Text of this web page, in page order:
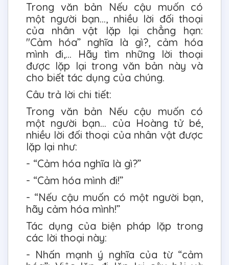
Trong văn bản Nếu cậu muốn có
một người bạn…, nhiều lời đối thoại
của nhân vật lặp lại chẳng hạn:
"Cảm hóa” nghĩa là gì?, cảm hóa
mình đi,... Hãy tìm những lời thoại
được lặp lại trong văn bản này và
cho biết tác dụng của chúng.
Câu trả lời chi tiết:
Trong văn bản Nếu cậu muốn có
một người bạn… của Hoàng tử bé,
nhiều lời đối thoại của nhân vật được
lặp lại như:
- “Cảm hóa nghĩa là gì?”
- “Cảm hóa mình đi!”
- “Nếu cậu muốn có một người bạn,
hãy cảm hóa mình!”
Tác dụng của biện pháp lặp trong
các lời thoại này:
- Nhấn mạnh ý nghĩa của từ “cảm